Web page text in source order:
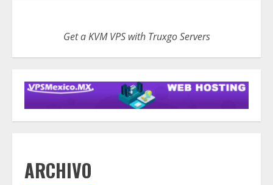
Get a KVM VPS with Truxgo Servers
ARCHIVO